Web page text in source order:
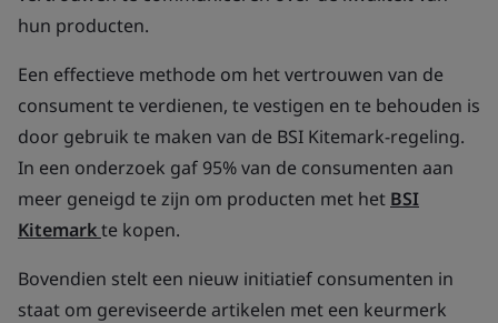
hun producten.
Een effectieve methode om het vertrouwen van de
consument te verdienen, te vestigen en te behouden is
door gebruik te maken van de BSI Kitemark-regeling.
In een onderzoek gaf 95% van de consumenten aan
meer geneigd te zijn om producten met het BSI
Kitemarkte kopen.
Bovendien stelt een nieuw initiatief consumenten in
staat om gereviseerde artikelen met een keurmerk